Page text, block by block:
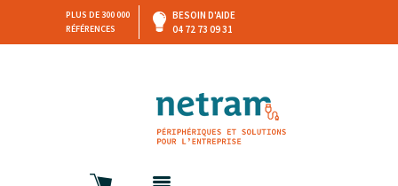
PLUS DE 300 000
RÉFÉRENCES
BESOIN D'AIDE
04 72 73 09 31